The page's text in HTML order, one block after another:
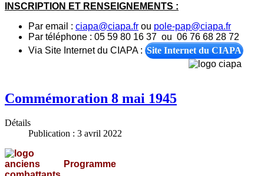
INSCRIPTION ET RENSEIGNEMENTS :
Par email : ciapa@ciapa.fr ou pole-pap@ciapa.fr
Par téléphone : 05 59 80 16 37 ou 06 76 68 28 72
Via Site Internet du CIAPA : Site Internet du CIAPA
Commémoration 8 mai 1945
Détails
Publication : 3 avril 2022
Programme